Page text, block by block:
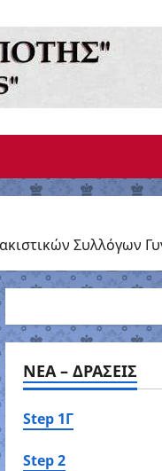
Συλλόγων
NEA – ΔΡΑΣΕΙΣ
Step 1Γ
Step 2